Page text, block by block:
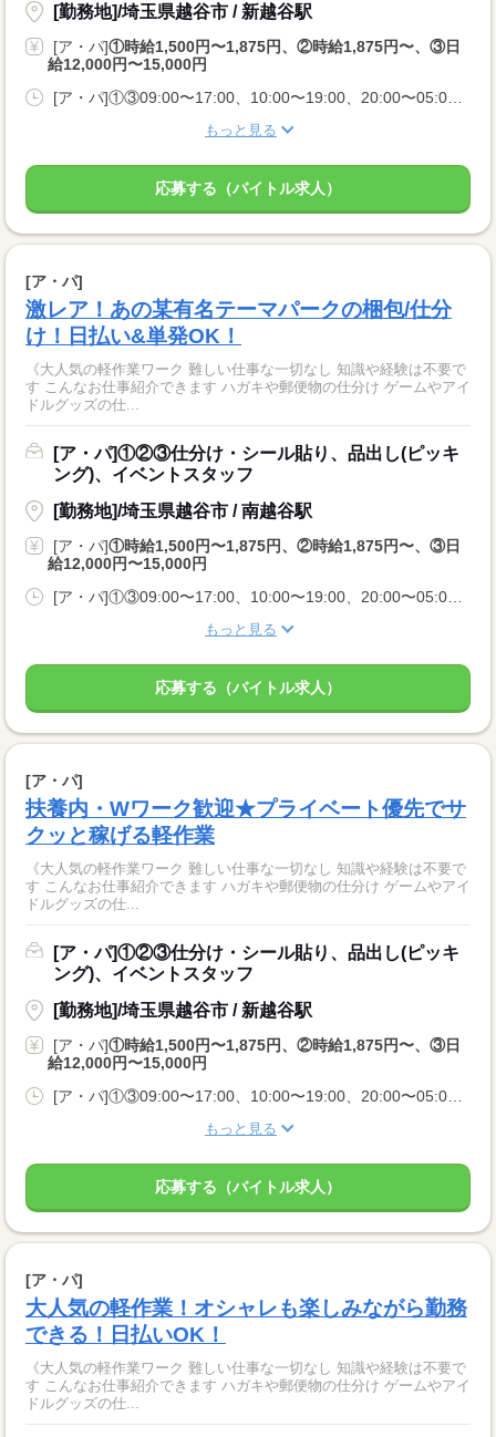
[勤務地]/埼玉県越谷市 / 新越谷駅
[ア・パ]①時給1,500円〜1,875円、②時給1,875円〜、③日
給12,000円〜15,000円
もっと見る
応募する（バイトル求人）
[ア・パ]
激レア！あの某有名テーマパークの梱包/仕分
け！日払い&単発OK！
《大人気の軽作業ワーク 難しい仕事な一切なし 知識や経験は不要で
す こんなお仕事紹介できます ハガキや郵便物の仕分け ゲームやアイ
ドルグッズの仕...
[ア・パ]①②③仕分け・シール貼り、品出し(ピッキ
ング)、イベントスタッフ
[勤務地]/埼玉県越谷市 / 南越谷駅
[ア・パ]①時給1,500円〜1,875円、②時給1,875円〜、③日
給12,000円〜15,000円
もっと見る
応募する（バイトル求人）
[ア・パ]
扶養内・Wワーク歓迎★プライベート優先でサ
クッと稼げる軽作業
《大人気の軽作業ワーク 難しい仕事な一切なし 知識や経験は不要で
す こんなお仕事紹介できます ハガキや郵便物の仕分け ゲームやアイ
ドルグッズの仕...
[ア・パ]①②③仕分け・シール貼り、品出し(ピッキ
ング)、イベントスタッフ
[勤務地]/埼玉県越谷市 / 新越谷駅
[ア・パ]①時給1,500円〜1,875円、②時給1,875円〜、③日
給12,000円〜15,000円
もっと見る
応募する（バイトル求人）
[ア・パ]
大人気の軽作業！オシャレも楽しみながら勤務
できる！日払いOK！
《大人気の軽作業ワーク 難しい仕事な一切なし 知識や経験は不要で
す こんなお仕事紹介できます ハガキや郵便物の仕分け ゲームやアイ
ドルグッズの仕...